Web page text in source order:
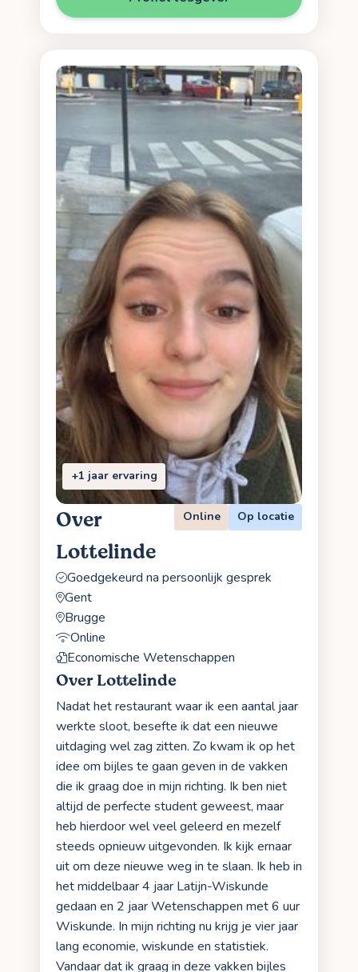
+1 jaar ervaring
Over
Lottelinde
Online Op locatie
Goedgekeurd na persoonlijk gesprek
Gent
Brugge
Online
Economische Wetenschappen
Over Lottelinde
Nadat het restaurant waar ik een aantal jaar
werkte sloot, besefte ik dat een nieuwe
uitdaging wel zag zitten. Zo kwam ik op het
idee om bijles te gaan geven in de vakken
die ik graag doe in mijn richting. Ik ben niet
altijd de perfecte student geweest, maar
heb hierdoor wel veel geleerd en mezelf
steeds opnieuw uitgevonden. Ik kijk ernaar
uit om deze nieuwe weg in te slaan. Ik heb in
het middelbaar 4 jaar Latijn-Wiskunde
gedaan en 2 jaar Wetenschappen met 6 uur
Wiskunde. In mijn richting nu krijg je vier jaar
lang economie, wiskunde en statistiek.
Vandaar dat ik graag in deze vakken bijles